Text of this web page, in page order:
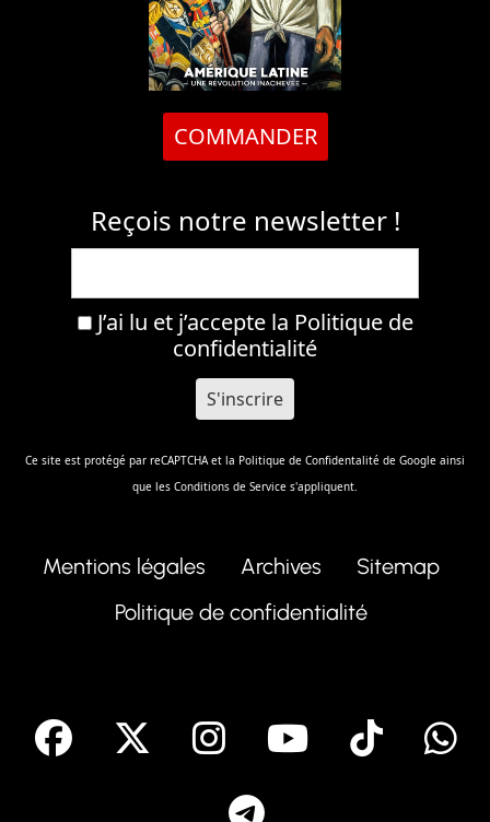
COMMANDER
Reçois notre newsletter !
J’ai lu et j’accepte la Politique de
confidentialité
Ce site est protégé par reCAPTCHA et la Politique de Confidentalité de Google ainsi
que les Conditions de Service s'appliquent.
Mentions légales Archives
Sitemap
Politique de confidentialité
facebook Instagram
Youtube
Tik